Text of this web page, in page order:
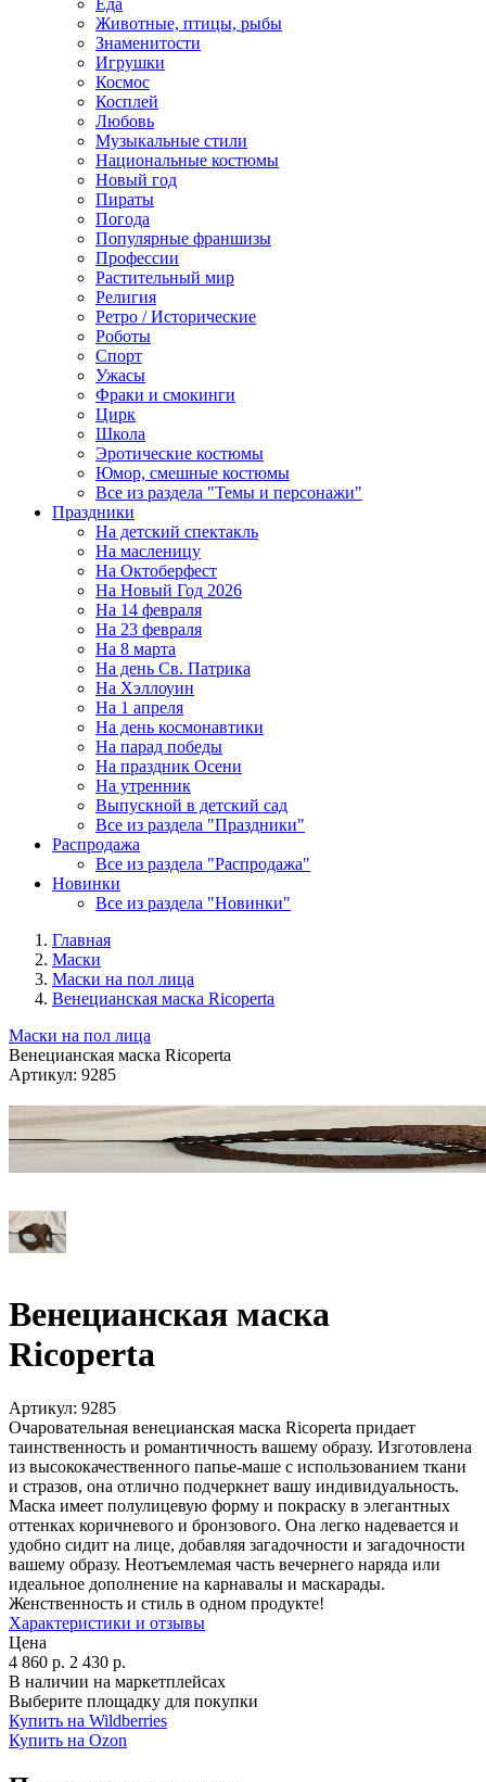
Еда
Животные, птицы, рыбы
Знаменитости
Игрушки
Космос
Косплей
Любовь
Музыкальные стили
Национальные костюмы
Новый год
Пираты
Погода
Популярные франшизы
Профессии
Растительный мир
Религия
Ретро / Исторические
Роботы
Спорт
Ужасы
Фраки и смокинги
Цирк
Школа
Эротические костюмы
Юмор, смешные костюмы
Все из раздела "Темы и персонажи"
Праздники
На детский спектакль
На масленицу
На Октоберфест
На Новый Год 2026
На 14 февраля
На 23 февраля
На 8 марта
На день Св. Патрика
На Хэллоуин
На 1 апреля
На день космонавтики
На парад победы
На праздник Осени
На утренник
Выпускной в детский сад
Все из раздела "Праздники"
Распродажа
Все из раздела "Распродажа"
Новинки
Все из раздела "Новинки"
Главная
Маски
Маски на пол лица
Венецианская маска Ricoperta
Маски на пол лица
Венецианская маска Ricoperta
Артикул: 9285
Венецианская маска
Ricoperta
Артикул: 9285
Очаровательная венецианская маска Ricoperta придает
таинственность и романтичность вашему образу. Изготовлена
из высококачественного папье-маше с использованием ткани
и стразов, она отлично подчеркнет вашу индивидуальность.
Маска имеет полулицевую форму и покраску в элегантных
оттенках коричневого и бронзового. Она легко надевается и
удобно сидит на лице, добавляя загадочности и загадочности
вашему образу. Неотъемлемая часть вечернего наряда или
идеальное дополнение на карнавалы и маскарады.
Женственность и стиль в одном продукте!
Характеристики и отзывы
Цена
4 860 р. 2 430 р.
В наличии на маркетплейсах
Выберите площадку для покупки
Купить на Wildberries
Купить на Ozon